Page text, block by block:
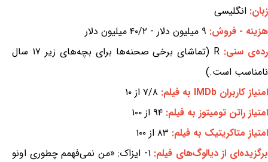
زبان: انگلیسی
هزینه - فروش: ۹ میلیون دلار - ۴۰/۲ میلیون دلار
رده‌ی سنی:
R (تماشای برخی صحنه‌ها برای بچه‌های زیر ۱۷ سال
نامناسب است.)
امتیاز کاربران IMDb به فیلم:
۷/۸ از ۱۰
امتیاز راتن تومیتوز به فیلم: ۹۴ از ۱۰۰
امتیاز متاکریتیک به فیلم: ۸۳ از ۱۰۰
برگزیده‌ای از دیالوگ‌های فیلم: ۱- ایزاک: «من نمی‌فهمم چطوری اونو